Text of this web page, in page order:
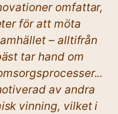
omfattar,
för att möta
– alltifrån
tar hand om
av andra
vinning, vilket i